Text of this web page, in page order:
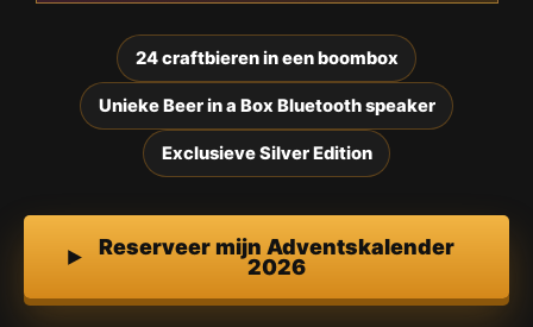
24 craftbieren in een boombox
Unieke Beer in a Box Bluetooth speaker
Exclusieve Silver Edition
Reserveer mijn Adventskalender
2026